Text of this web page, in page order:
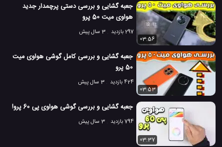
جعبه گشایی و بررسی دستی پرچمدار جدید
هواوی میت 50 پرو
297 بازدید
3 سال پیش
03:56
جعبه گشایی و بررسی کامل گوشی هواوی میت
50 پرو
424 بازدید
3 سال پیش
03:53
جعبه گشایی و بررسی گوشی هواوی پی 60 پرو!
794 بازدید 3 سال پیش
03:37